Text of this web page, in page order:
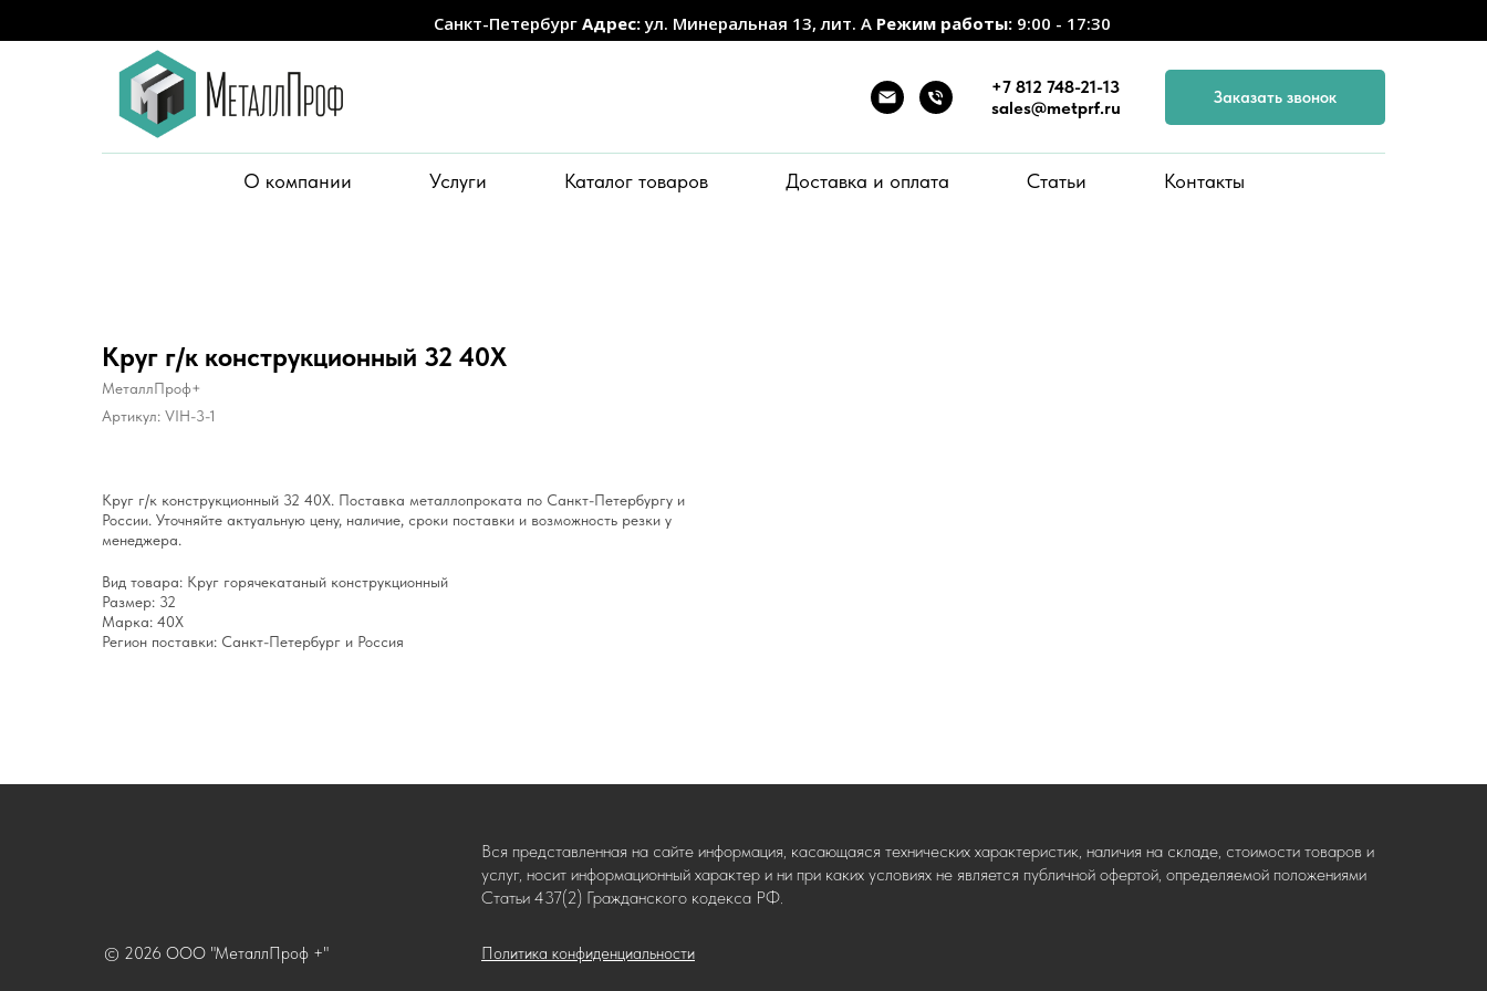
Санкт-Петербург Адрес:ул. Минеральная 13, лит. А Режим работы: 9:00 - 17:30
+7 812 748-21-13
sales@metprf.ru
Заказать звонок
О компании Услуги Каталог товаров Доставка и оплата Статьи Контакты
Круг г/к конструкционный 32 40Х
МеталлПроф+
Артикул: VIH-3-1
Круг г/к конструкционный 32 40Х. Поставка металлопроката по Санкт-Петербургу и
России. Уточняйте актуальную цену, наличие, сроки поставки и возможность резки у
менеджера.
Вид товара: Круг горячекатаный конструкционный
Размер: 32
Марка: 40Х
Регион поставки: Санкт-Петербург и Россия
Политика конфиденциальности
© 2026 ООО "МеталлПроф +"
Вся представленная на сайте информация, касающаяся технических характеристик, наличия на складе, стоимости товаров и
услуг, носит информационный характер и ни при каких условиях не является публичной офертой, определяемой положениями
Статьи 437(2) Гражданского кодекса РФ.